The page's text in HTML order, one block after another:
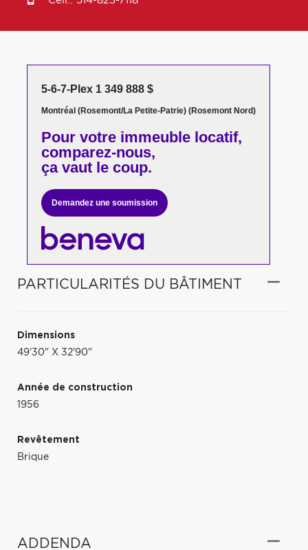
5-6-7-Plex 1 349 888 $
Montréal (Rosemont/La Petite-Patrie) (Rosemont Nord)
Pour votreimmeuble locatif,
comparez-nous,
ça vaut le coup.
Demandez une soumission
PARTICULARITÉS DU BÂTIMENT
Dimensions
49'30" X 32'90"
Année de construction
1956
Revêtement
Brique
ADDENDA